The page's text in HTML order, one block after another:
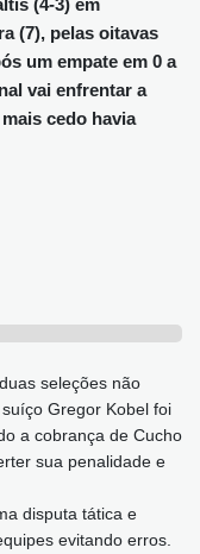
(7), pelas oitavas
um empate em 0 a
vai enfrentar a
cedo havia
seleções não
Gregor Kobel foi
a cobrança de Cucho
sua penalidade e
disputa tática e
evitando erros.